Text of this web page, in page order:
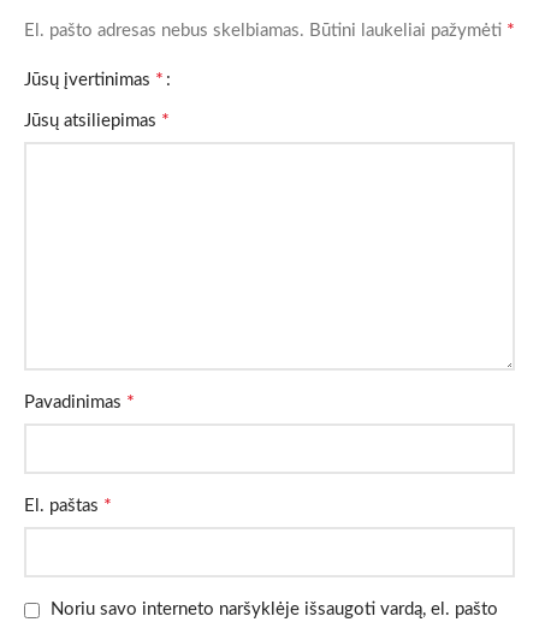
El. pašto adresas nebus skelbiamas. Būtini laukeliai pažymėti *
Jūsų įvertinimas *
Jūsų atsiliepimas *
Pavadinimas *
El. paštas *
Noriu savo interneto naršyklėje išsaugoti vardą, el. pašto